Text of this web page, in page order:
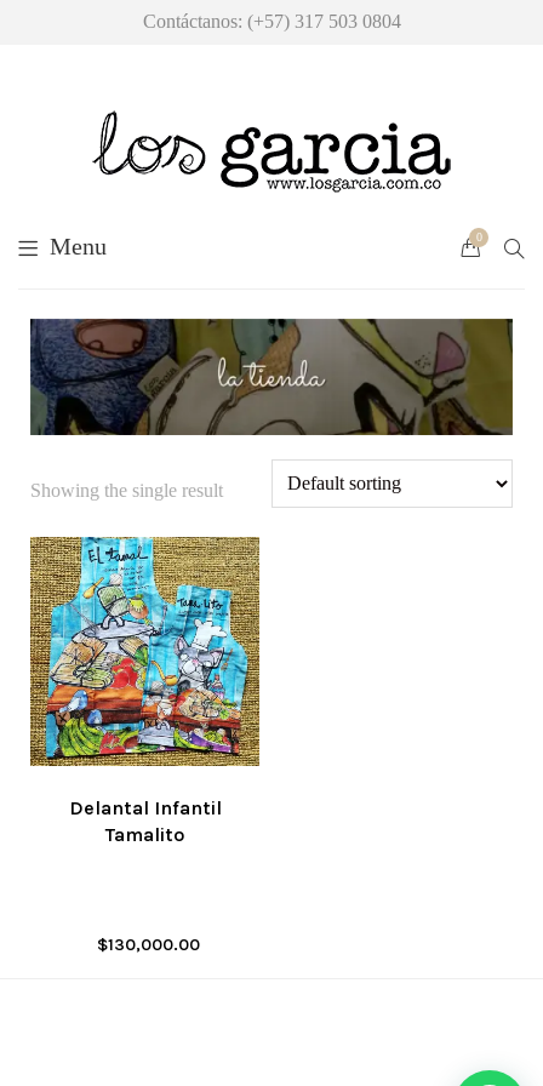
Contáctanos: (+57) 317 503 0804
Menu 0
Showing the single result
Delantal Infantil
Tamalito
$130,000.00